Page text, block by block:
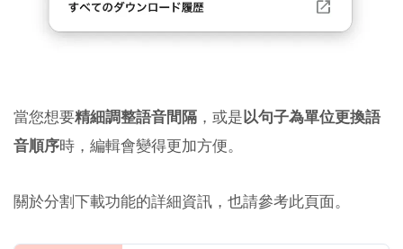
當您想要精細調整語音間隔 ，或是以句子為單位更換語
音順序時，編輯會變得更加方便。
關於分割下載功能的詳細資訊，也請參考此頁面。